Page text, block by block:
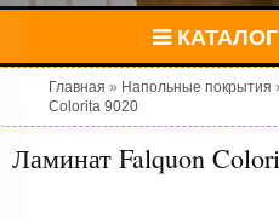
Главная » Напольные покрытия
Colorita 9020
Ламинат Falquon